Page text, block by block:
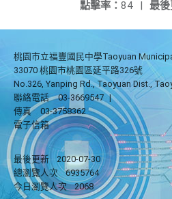
最後
點擊率： 84 |
桃園市立福豐國民中學Taoyuan
33070 桃園市桃園區延平路326號
No.326, Yanping Rd., Taoyuan Dist.,
聯絡電話
03-3669547 |
傳真
03-3758362
電子信箱
最後更新
2020-07-30
總瀏覽人次
6935764
今日瀏覽人次
2068